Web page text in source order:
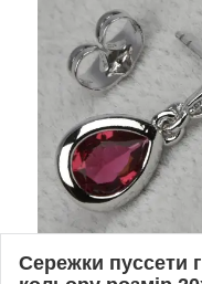
Сережки пуссети